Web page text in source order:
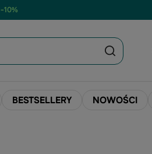
-10%
BESTSELLERY NOWOŚCI